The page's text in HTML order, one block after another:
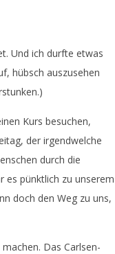
Und ich durfte etwas
hübsch auszusehen
Kurs besuchen,
der irgendwelche
durch die
es pünktlich zu unserem
doch den Weg zu uns,
Das Carlsen-